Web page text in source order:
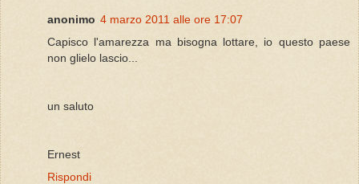
anonimo 4 marzo 2011 alle ore 17:07
Capisco l'amarezza ma bisogna lottare, io questo paese
non glielo lascio...
un saluto
Ernest
Rispondi